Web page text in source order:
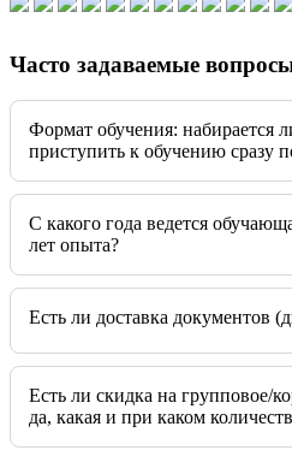
Часто задаваемые
Формат обучения: набирается
приступить к обучению сразу
C какого года ведется
лет опыта?
Есть ли доставка документов
Есть ли скидка на групповое/
да, какая и при каком